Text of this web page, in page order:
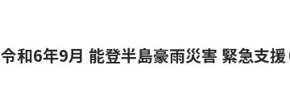
令和6年9月 能登半島豪雨災害 緊急支援